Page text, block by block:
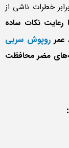
خطرات ناشی از
رعایت نکات ساده
عمرروپوش سربی
مضر محافظت